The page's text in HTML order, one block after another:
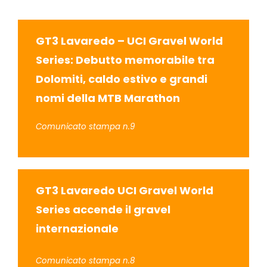
MERCHANDISING
CLASSIFICHE
GT3 Lavaredo – UCI Gravel World
Series: Debutto memorabile tra
Dolomiti, caldo estivo e grandi
nomi della MTB Marathon
Comunicato stampa n.9
GT3 Lavaredo UCI Gravel World
Series accende il gravel
internazionale
Comunicato stampa n.8